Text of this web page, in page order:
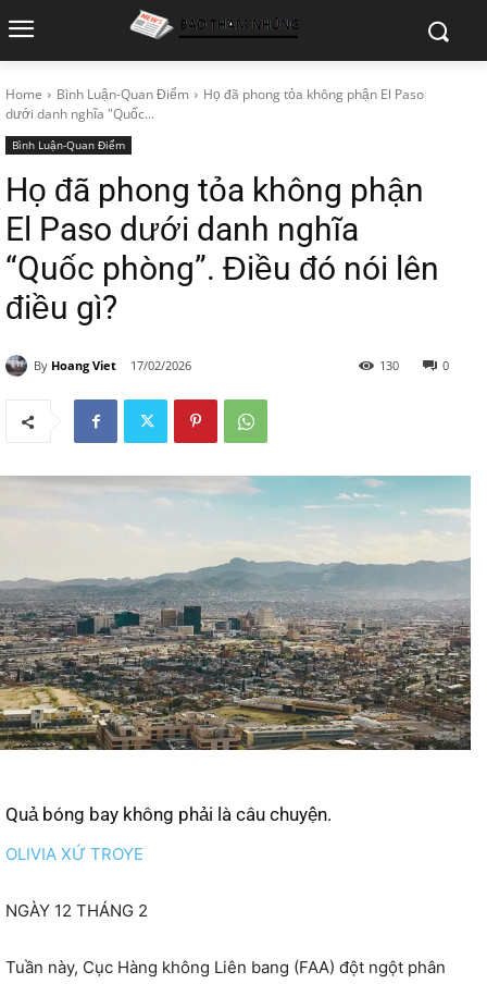
Home Bình Luận-Quan Điểm
Họ đã phong tỏa không phận El Paso
dưới danh nghĩa "Quốc...
Bình Luận-Quan Điểm
Họ đã phong tỏa không phận
El Paso dưới danh nghĩa
“Quốc phòng”. Điều đó nói lên
điều gì?
By Hoang Viet 17/02/2026 0
130
Quả bóng bay không phải là câu chuyện.
OLIVIA XỨ TROYE
NGÀY 12 THÁNG 2
Tuần này, Cục Hàng không Liên bang (FAA) đột ngột phân